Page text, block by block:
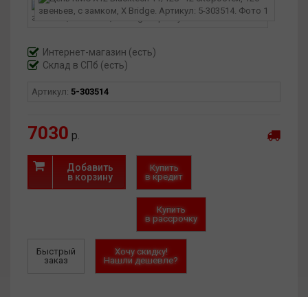
велосипедов.
Покрытие BlackTech обеспечивает повышенную
трение. Благодаря этому цепь KMC X12 BlackTech служит
дольше, работает более плавно и требует меньшего
обслуживания.
Интернет-магазин (есть)
Склад в СПб (есть)
Артикул: 5-303514
7030 р.
Добавить
в корзину
Купить
в кредит
Купить
в рассрочку
Быстрый
заказ
Хочу скидку!
Нашли дешевле?